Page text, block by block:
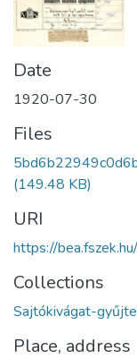
Date
1920-07-30
Files
(149.48 KB)
URI
https://
Collections
Sajtókivágat-
Place, address